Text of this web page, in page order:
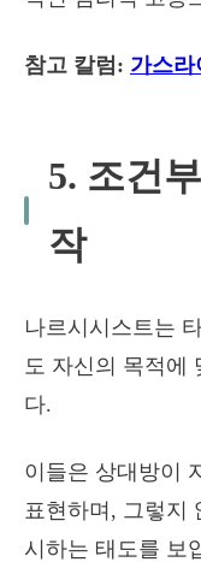
참고 칼럼: 가스라
5. 조건
작
나르시시스트는
도 자신의 목적에
다.
이들은 상대방이
표현하며, 그렇지
시하는 태도를 보